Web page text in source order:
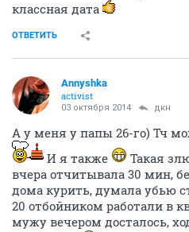
классная дата
ОТВЕТИТЬ
Annyshka
activist
03 октября 2014 дкн
А у меня у папы 26-го) Тч
И я также
Такая
вчера отчитывала 30 мин,
дома курить, думала убью
20 отбойником работали в
мужу вечером досталось,